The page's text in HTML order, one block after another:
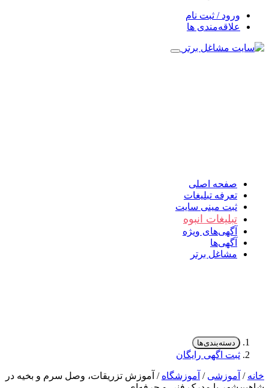
ورود / ثبت نام
علاقه‌مندی ها
صفحه اصلی
تعرفه تبلیغات
ثبت مینی سایت
تبلیغات انبوه
آگهی‌های ویژه
آگهی‌ها
مشاغل برتر
دسته‌بندی‌ها
ثبت اگهی رایگان
/آموزشی/آموزشگاه / آموزش تزریقات، وصل سرم و بخیه در